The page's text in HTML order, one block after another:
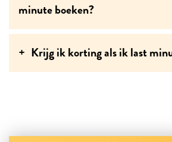
minute boeken?
Krijg ik korting als ik last